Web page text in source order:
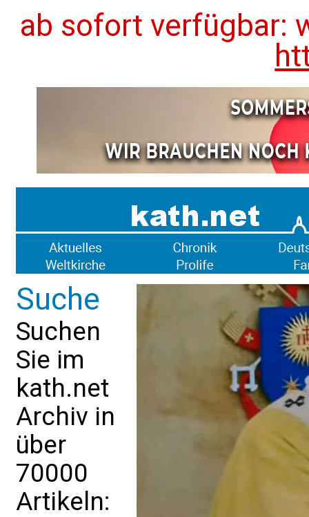
ab sofort verfügbar:
Suche
Suchen
Sie im
kath.net
Archiv in
über
70000
Artikeln: